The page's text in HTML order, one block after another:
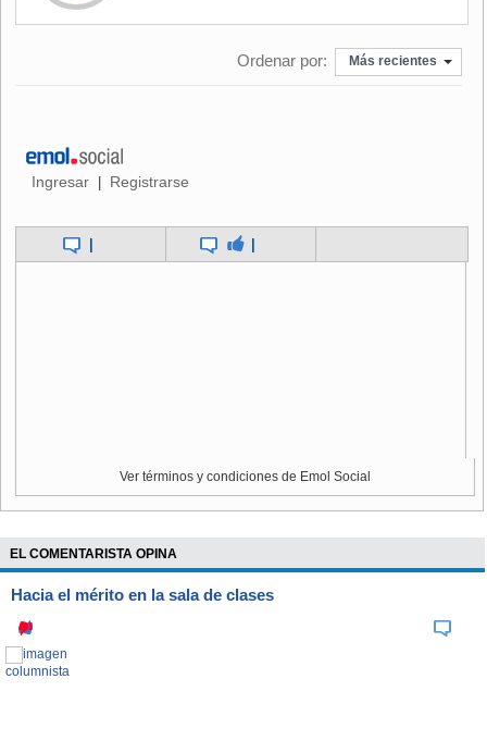
holding Grupo Teamwork (Gestión de Personas)
Aravena agrega que esta carencia repercute directamente
proyectos se ralentizan y, muchas veces, los equipos deben
asumir tareas para las que no están preparados. Esto
motivación”, afirma.
altos en etapas iniciales es relativamente sencillo, pero
sostenerlos en un proceso de expansión requiere mayor
nivel de especialización”.
SOLUCIONES INTEGRALES PARA UN PROBLEMA DE LAS PYMES
Para enfrentar este escenario, los especialistas
recomiendan mirar más allá de la remuneración como única
herramienta de atracción. “Los profesionales
Ordenar por: Más recientes
Ingresar | Registrarse
| |
Ver términos y condiciones de Emol Social
EL COMENTARISTA OPINA
Hacia el mérito en la sala de clases